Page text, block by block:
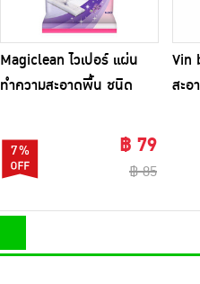
Magiclean ไวเปอร์ แผ่น
ทำความสะอาดพื้น ชนิด
10 แผ่น
7% ฿ 79
฿ 85
Vin
สะ